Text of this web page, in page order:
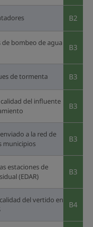
B2
de bombeo de agua
B3
de tormenta B3
del influente
B3
a la red de
municipios
B3
estaciones de
(EDAR)
B3
del vertido en
B4